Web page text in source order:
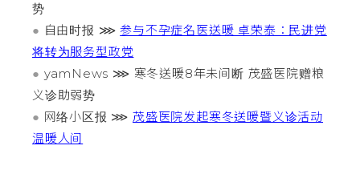
势
● 自由时报 ⋙参与不孕症名医送暖 卓荣泰：民进党
将转为服务型政党
● yamNews ⋙ 寒冬送暖8年未间断 茂盛医院赠粮
义诊助弱势
● 网络小区报 ⋙茂盛医院发起寒冬送暖暨义诊活动
温暖人间